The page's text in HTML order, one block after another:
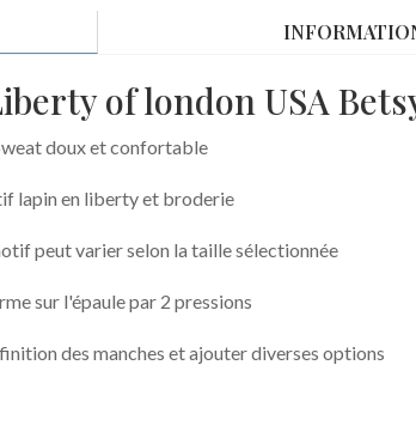
of london USA
doux et confortable
lapin en liberty et broderie
peut varier selon la taille sélectionnée
sur l'épaule par 2 pressions
des manches et ajouter diverses options